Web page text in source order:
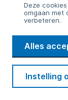
Deze
omgaan met
verbeteren.
Alles
Instelling
Bericht
WMD
Drinkwater
Cookie voorkeuren
Privacy